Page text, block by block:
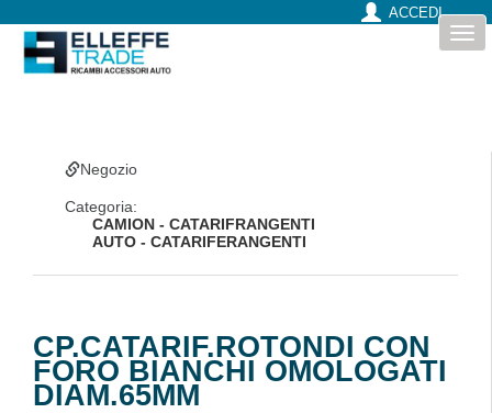
ACCEDI
Negozio
Categoria:
CAMION - CATARIFRANGENTI
AUTO - CATARIFERANGENTI
CP.CATARIF.ROTONDI CON
FORO BIANCHI OMOLOGATI
DIAM.65MM